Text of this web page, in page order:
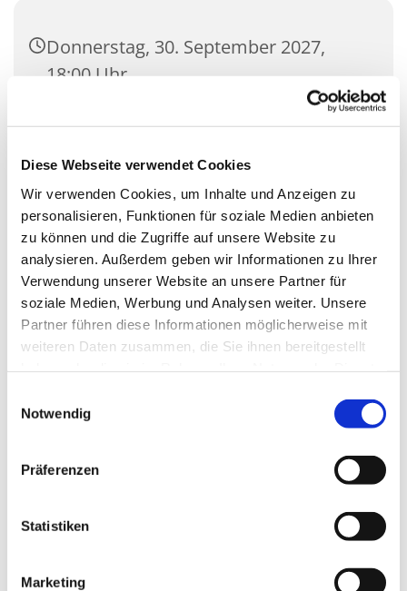
Diese Webseite verwendet Cookies
Wir verwenden Cookies, um Inhalte und Anzeigen zu
personalisieren, Funktionen für soziale Medien anbieten
zu können und die Zugriffe auf unsere Website zu
analysieren. Außerdem geben wir Informationen zu Ihrer
Verwendung unserer Website an unsere Partner für
soziale Medien, Werbung und Analysen weiter. Unsere
Partner führen diese Informationen möglicherweise mit
weiteren Daten zusammen, die Sie ihnen bereitgestellt
Notwendig
Präferenzen
Statistiken
Marketing
Donnerstag, 30. September 2027,
18:00 Uhr
Gemeindehaus Saal St. Nikolaus
39Blankenfelde, 15827 Blankenfelde-
Mahlow